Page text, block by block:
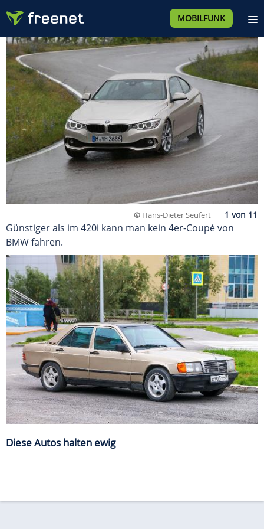
MOBILFUNK
© Hans-Dieter Seufert
Günstiger als im 420i kann man kein 4er-Coupé von
BMW fahren.
Diese Autos halten ewig